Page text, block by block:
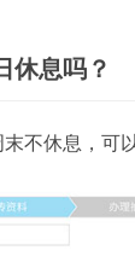
休息吗？
不休息，可